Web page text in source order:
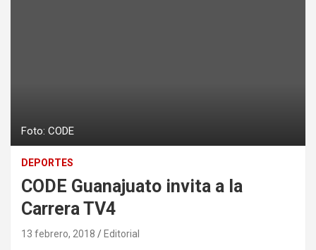
Foto: CODE
DEPORTES
CODE Guanajuato invita a la
Carrera TV4
13 febrero, 2018 Editorial